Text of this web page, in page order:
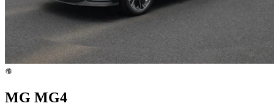
MG MG4